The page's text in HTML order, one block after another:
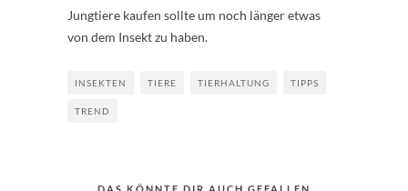
Jungtiere kaufen sollte um noch länger etwas
von dem Insekt zu haben.
INSEKTEN TIERE TIERHALTUNG TIPPS
TREND